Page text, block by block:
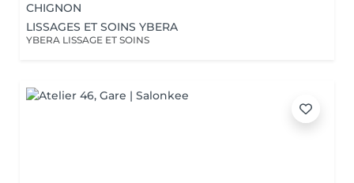
CHIGNON
LISSAGES ET SOINS YBERA
YBERA LISSAGE ET SOINS